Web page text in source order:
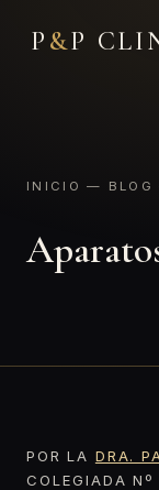
P &P
INICIO — BLOG
POR LA DRA.
COLEGIADA